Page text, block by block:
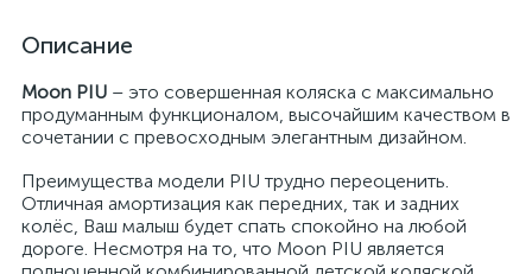
Описание
Moon PIU – это совершенная коляска с максимально
продуманным функционалом, высочайшим качеством в
сочетании с превосходным элегантным дизайном.
Преимущества модели PIU трудно переоценить.
Отличная амортизация как передних, так и задних
колёс, Ваш малыш будет спать спокойно на любой
дороге. Несмотря на то, что Moon PIU является